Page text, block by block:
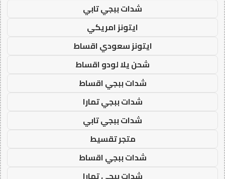
شدات ببجي تابي
ايتونز امريكي
ايتونز سعودي اقساط
شحن يلا لودو اقساط
شدات ببجي اقساط
شدات ببجي تمارا
شدات ببجي تابي
متجر تقسيط
شدات ببجي اقساط
شدات ببجي تمارا